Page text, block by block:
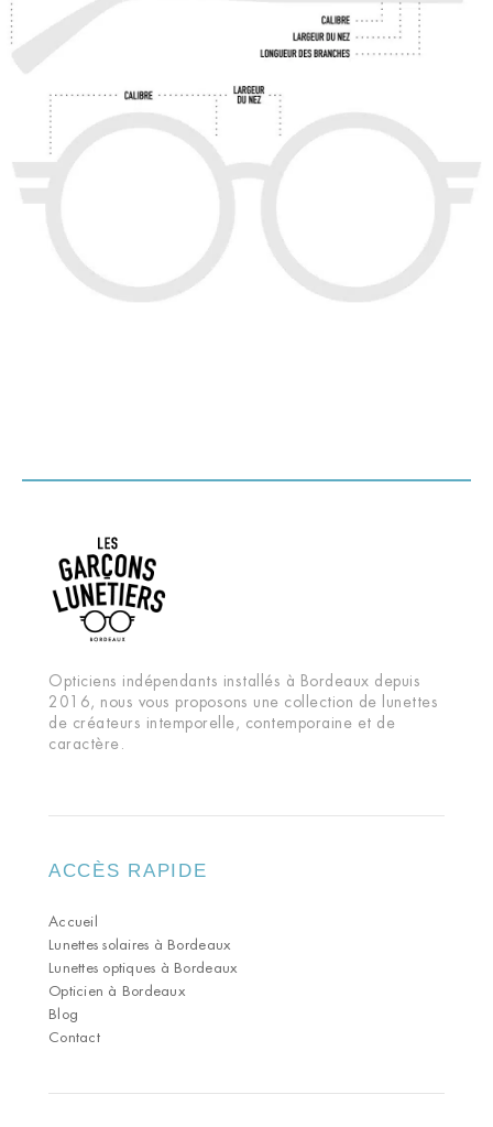
Opticiens indépendants installés à Bordeaux depuis
2016, nous vous proposons une collection de lunettes
de créateurs intemporelle, contemporaine et de
caractère.
ACCÈS RAPIDE
Accueil
Lunettes solaires à Bordeaux
Lunettes optiques à Bordeaux
Opticien à Bordeaux
Blog
Contact